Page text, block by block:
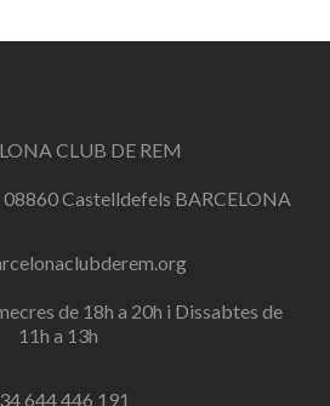
CLUB DE REM
08860 Castelldefels BARCELONA
de 18h a 20h i Dissabtes de
11h a 13h
644 446 191